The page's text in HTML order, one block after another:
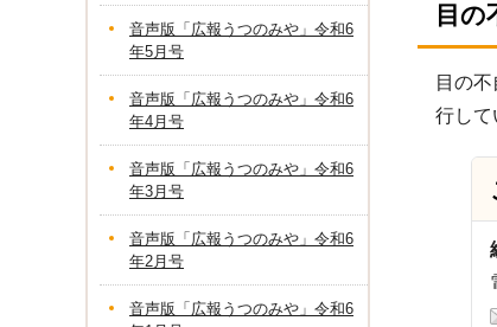
目の
目の
行して
音声版「広報うつのみや」令和6
年5月号
音声版「広報うつのみや」令和6
年4月号
音声版「広報うつのみや」令和6
年3月号
音声版「広報うつのみや」令和6
年2月号
音声版「広報うつのみや」令和6